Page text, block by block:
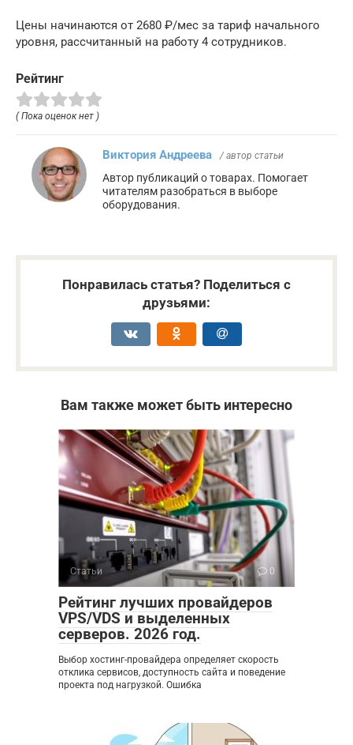
Цены начинаются от 2680 ₽/мес за тариф начального
уровня, рассчитанный на работу 4 сотрудников.
Рейтинг
( Пока оценок нет )
Виктория Андреева / автор статьи
Автор публикаций о товарах. Помогает
читателям разобраться в выборе
оборудования.
Понравилась статья? Поделиться с
друзьями:
Вам также может быть интересно
Статьи 0
Рейтинг лучших провайдеров
VPS/VDS и выделенных
серверов. 2026 год.
Выбор хостинг-провайдера определяет скорость
отклика сервисов, доступность сайта и поведение
проекта под нагрузкой. Ошибка